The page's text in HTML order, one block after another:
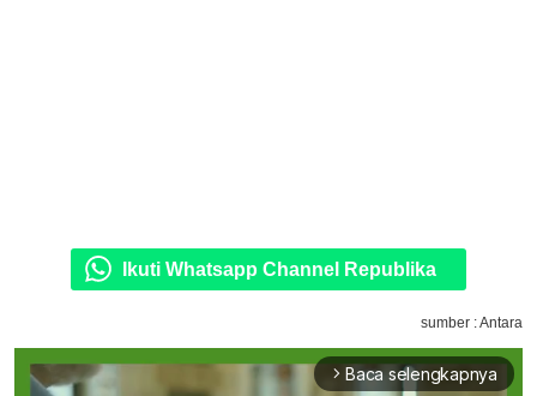
Ikuti Whatsapp Channel Republika
sumber : Antara
arrow_forward_ios Baca selengkapnya